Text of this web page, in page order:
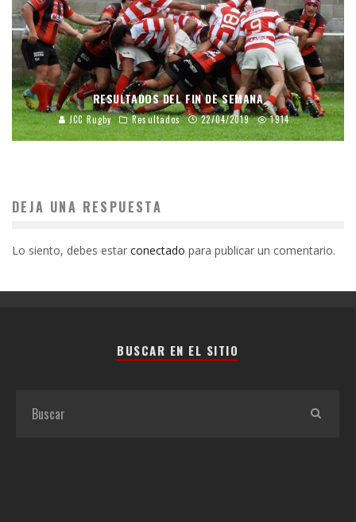
RESULTADOS DEL FIN DE SEMANA
JCC Rugby Resultados 22/04/2019 1914
DEJA UNA RESPUESTA
Lo siento, debes estar conectado para publicar un comentario.
BUSCAR EN EL SITIO